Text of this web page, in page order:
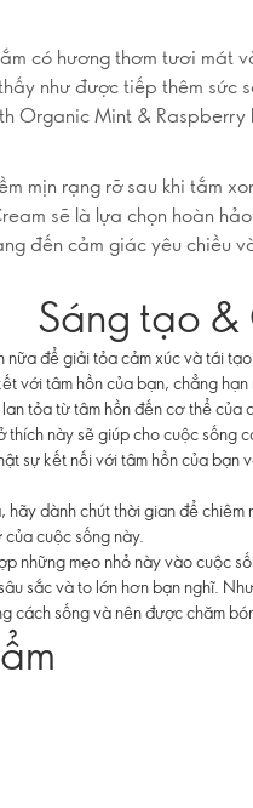
có hương thơm tươi mát
như được tiếp thêm sức
Organic Mint & Raspberry
mịn rạng rỡ sau khi tắm
sẽ là lựa chọn hoàn
đến cảm giác yêu chiều
Sáng tạo &
nữa để giải tỏa cảm xúc và tái
với tâm hồn của bạn, chẳng
tỏa từ tâm hồn đến cơ thể của
thích này sẽ giúp cho cuộc sống
sự kết nối với tâm hồn của
hãy dành chút thời gian để
của cuộc sống này.
những mẹo nhỏ này vào cuộc
sắc và to lớn hơn bạn nghĩ.
cách sống và nên được chăm